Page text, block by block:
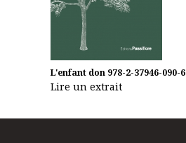
L'enfant don 978-2-37946-090-6
Lire un extrait